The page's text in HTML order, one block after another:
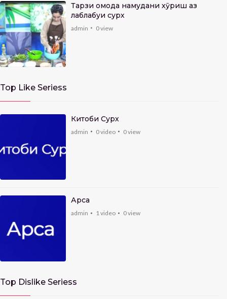
Тарзи омода намудани хӯриш аз
лаблабуи сурх
admin 0view
Top Like Seriess
Китоби Сурх
admin 0video 0view
Арса
admin 1video 0view
Top Dislike Seriess